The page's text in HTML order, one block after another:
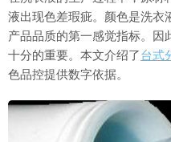
液出现色差瑕疵。颜色是洗衣
产品品质的第一感觉指标。因
十分的重要。本文介绍了台式
色品控提供数字依据。